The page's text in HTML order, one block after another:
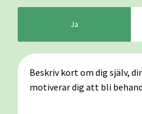
Ja